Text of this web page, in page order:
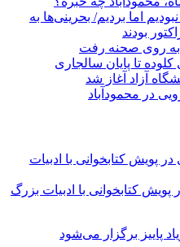
اما بردیم/ بحرینی‌ها به
بودند
به روی صحنه رفت
تا پایان سالجاری
آزاد آغاز شد
در محمودآباد
کتابخوانی با ادبیات بزرگ
پاییز برگزار می‌شود